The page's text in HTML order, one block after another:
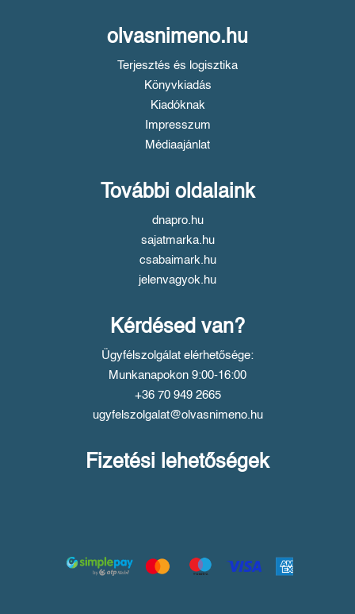
olvasnimeno.hu
Terjesztés és logisztika
Könyvkiadás
Kiadóknak
Impresszum
Médiaajánlat
További oldalaink
dnapro.hu
sajatmarka.hu
csabaimark.hu
jelenvagyok.hu
Kérdésed van?
Ügyfélszolgálat elérhetősége:
Munkanapokon 9:00-16:00
+36 70 949 2665
ugyfelszolgalat@olvasnimeno.hu
Fizetési lehetőségek